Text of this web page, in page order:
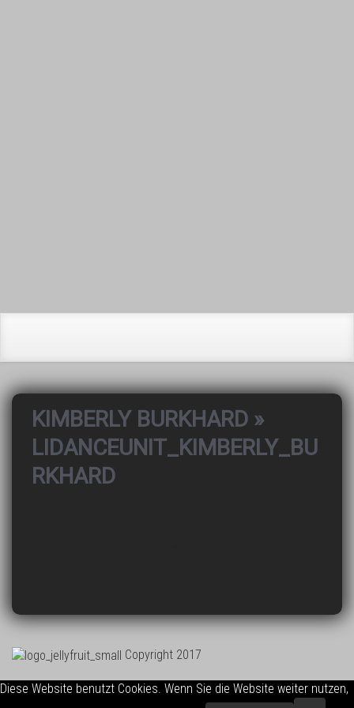
KIMBERLY BURKHARD »
LIDANCEUNIT_KIMBERLY_BU
RKHARD
Copyright 2017
Diese Website benutzt Cookies. Wenn Sie die Website weiter nutzen,